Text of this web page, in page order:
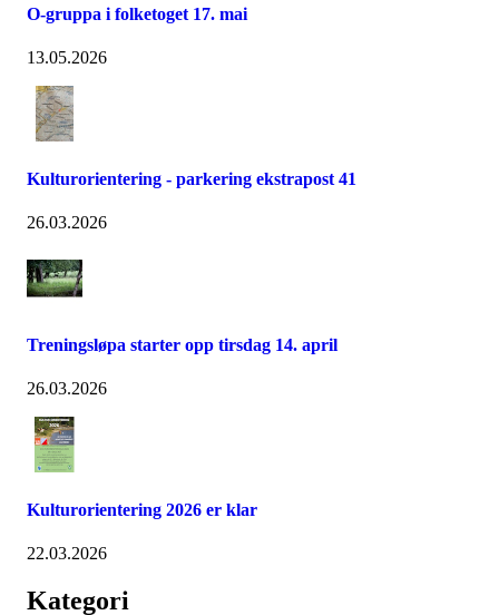
O-gruppa i folketoget 17. mai
13.05.2026
Kulturorientering - parkering ekstrapost 41
26.03.2026
Treningsløpa starter opp tirsdag 14. april
26.03.2026
Kulturorientering 2026 er klar
22.03.2026
Kategori